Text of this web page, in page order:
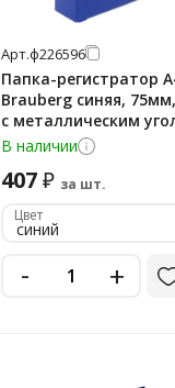
Арт.ф226596
Папка-регистратор
Brauberg синяя,
с металлическим
В наличии
407₽ за шт.
Цвет
синий
- +